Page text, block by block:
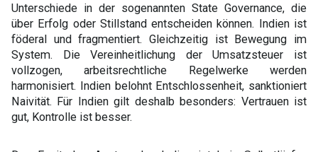
Unterschiede in der sogenannten State Governance, die
über Erfolg oder Stillstand entscheiden können. Indien ist
föderal und fragmentiert. Gleichzeitig ist Bewegung im
System. Die Vereinheitlichung der Umsatzsteuer ist
vollzogen, arbeitsrechtliche Regelwerke werden
harmonisiert. Indien belohnt Entschlossenheit, sanktioniert
Naivität. Für Indien gilt deshalb besonders: Vertrauen ist
gut, Kontrolle ist besser.